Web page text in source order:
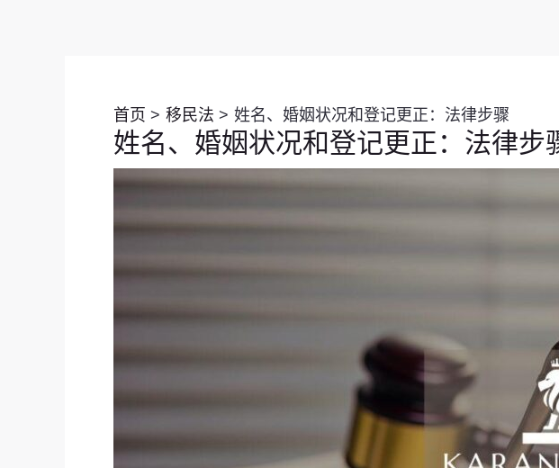
首页 移民法 姓名、婚姻状况和登记更正：法律步骤
姓名、婚姻状况和登记更正：法律步